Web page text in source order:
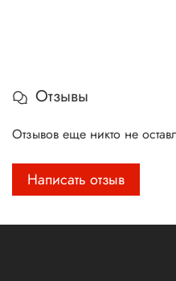
Отзывы
Отзывов еще никто не
Написать отзыв